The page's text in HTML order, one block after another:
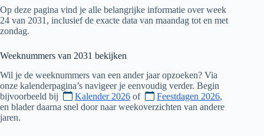
Op deze pagina vind je alle belangrijke informatie over week
24 van 2031, inclusief de exacte data van maandag tot en met
zondag.
Weeknummers van 2031 bekijken
Wil je de weeknummers van een ander jaar opzoeken? Via
onze kalenderpagina’s navigeer je eenvoudig verder. Begin
bijvoorbeeld bij
Kalender 2026 of Feestdagen 2026,
en blader daarna snel door naar weekoverzichten van andere
jaren.